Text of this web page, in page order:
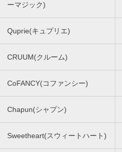
ーマジック)
Quprie(キュプリエ)
CRUUM(クルーム)
CoFANCY(コファンシー)
Chapun(シャプン)
Sweetheart(スウィートハート)